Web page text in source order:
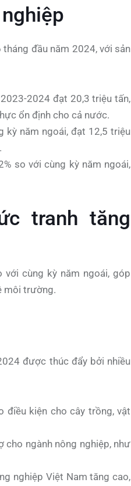
đầu năm 2024, với sản
2024 đạt 20,3 triệu tấn,
ổn định cho cả nước.
kỳ năm ngoái, đạt 12,5 triệu
so với cùng kỳ năm ngoái,
tranh tăng
cùng kỳ năm ngoái, góp
môi trường.
được thúc đẩy bởi nhiều
điều kiện cho cây trồng, vật
cho ngành nông nghiệp, như
nghiệp Việt Nam tăng cao,